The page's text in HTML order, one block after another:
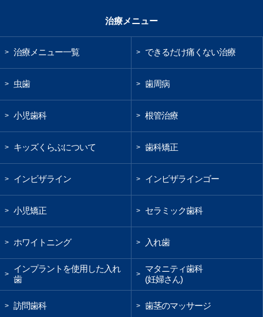
治療メニュー
> 治療メニュー一覧 > できるだけ痛くない治療
> 虫歯 > 歯周病
> 小児歯科 > 根管治療
> キッズくらぶについて > 歯科矯正
> インビザライン > インビザラインゴー
> 小児矯正 > セラミック歯科
> ホワイトニング > 入れ歯
>
インプラントを使用した入れ
歯
>
マタニティ歯科
(妊婦さん)
> 訪問歯科 > 歯茎のマッサージ